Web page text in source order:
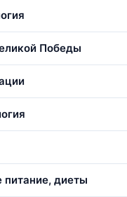
Победы
питание, диеты